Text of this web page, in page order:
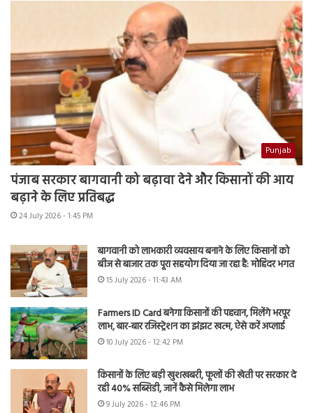
Punjab
पंजाब सरकार बागवानी को बढ़ावा देने और किसानों की आय
बढ़ाने के लिए प्रतिबद्ध
24 July 2026 - 1:45 PM
बागवानी को लाभकारी व्यवसाय बनाने के लिए किसानों को
बीज से बाजार तक पूरा सहयोग दिया जा रहा है: मोहिंदर भगत
15 July 2026 - 11:43 AM
Farmers ID Card बनेगा किसानों की पहचान, मिलेंगे भरपूर
लाभ, बार-बार रजिस्ट्रेशन का झंझट खत्म, ऐसे करें अप्लाई
10 July 2026 - 12:42 PM
किसानों के लिए बड़ी खुशखबरी, फूलों की खेती पर सरकार दे
रही 40% सब्सिडी, जानें कैसे मिलेगा लाभ
9 July 2026 - 12:46 PM